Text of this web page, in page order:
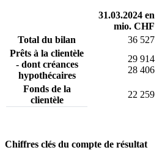
31.03.2024 en
mio. CHF
Total du bilan
36 527
Prêts à la clientèle
- dont créances
hypothécaires
29 914
28 406
Fonds de la
clientèle
22 259
Chiffres clés du compte de résultat